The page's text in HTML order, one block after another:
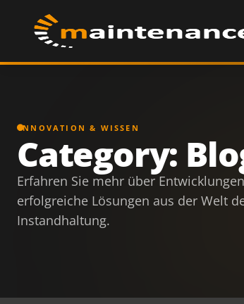
INNOVATION & WISSEN
Category:
Erfahren Sie mehr über
erfolgreiche Lösungen aus der Welt
Instandhaltung.